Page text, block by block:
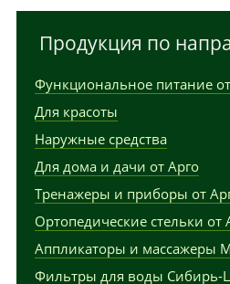
Продукция по
Функциональное питание
Для красоты
Наружные средства
Для дома и дачи от Арго
Тренажеры и приборы от
Ортопедические стельки от
Аппликаторы и массажеры
Фильтры для воды Сибирь-